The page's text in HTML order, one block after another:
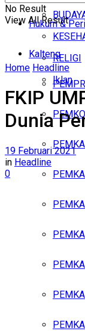
RELIGI
Iklan
Sabtu, Agustus 8,
Hukum &
Kalteng
No Result
View All Result
Home Headline
FKIP
Dunia
19 Februari 2021
in Headline
0